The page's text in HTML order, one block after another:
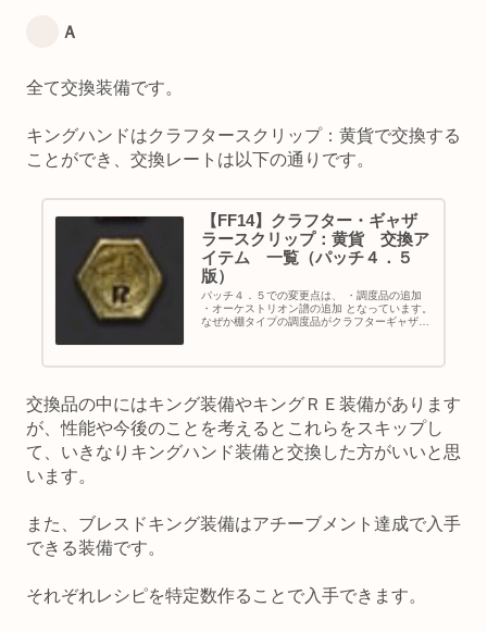
Ａ
全て交換装備です。
キングハンドはクラフタースクリップ：黄貨で交換する
ことができ、交換レートは以下の通りです。
【FF14】クラフター・ギャザ
ラースクリップ：黄貨 交換ア
イテム 一覧（パッチ４．５
版）
パッチ４．５での変更点は、 ・調度品の追加
・オーケストリオン譜の追加 となっています。
なぜか棚タイプの調度品がクラフターギャザラ
交換品の中にはキング装備やキングＲＥ装備があります
が、性能や今後のことを考えるとこれらをスキップし
て、いきなりキングハンド装備と交換した方がいいと思
います。
また、ブレスドキング装備はアチーブメント達成で入手
できる装備です。
それぞれレシピを特定数作ることで入手できます。